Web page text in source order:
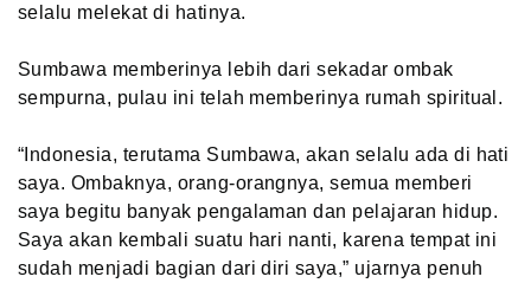
selalu melekat di hatinya.
Sumbawa memberinya lebih dari sekadar ombak
sempurna, pulau ini telah memberinya rumah spiritual.
“Indonesia, terutama Sumbawa, akan selalu ada di hati
saya. Ombaknya, orang-orangnya, semua memberi
saya begitu banyak pengalaman dan pelajaran hidup.
Saya akan kembali suatu hari nanti, karena tempat ini
sudah menjadi bagian dari diri saya,” ujarnya penuh